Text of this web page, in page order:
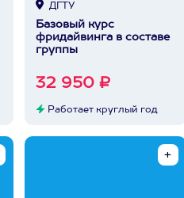
ДГТУ
Базовый курс
фридайвинга в составе
группы
32 950 ₽
Работает круглый год